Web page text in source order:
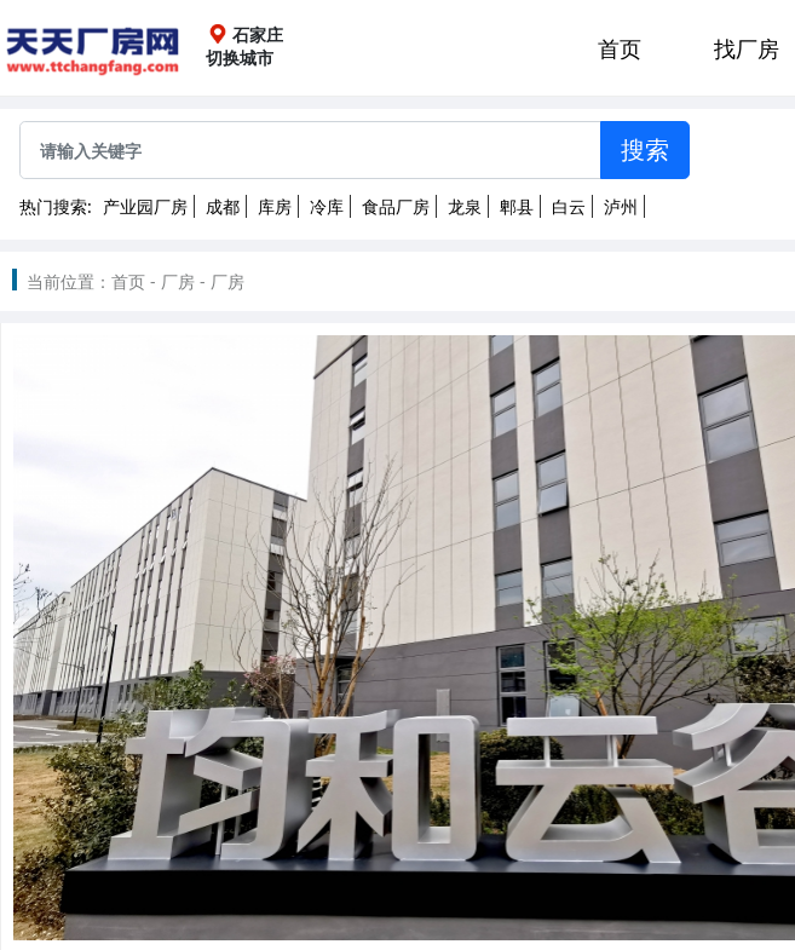
石家庄
切换城市
全国
成都 重庆 上海 广州 郑州 贵阳
南昌
天津 石家庄
首页 找厂房
热门搜索: 产业园厂房 成都 库房 冷库 食品厂房 龙泉 郫县 白云
泸州
当前位置： 首页 - 厂房 - 厂房